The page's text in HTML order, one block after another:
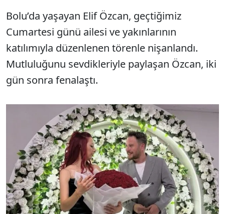
Bolu’da yaşayan Elif Özcan, geçtiğimiz
Cumartesi günü ailesi ve yakınlarının
katılımıyla düzenlenen törenle nişanlandı.
Mutluluğunu sevdikleriyle paylaşan Özcan, iki
gün sonra fenalaştı.